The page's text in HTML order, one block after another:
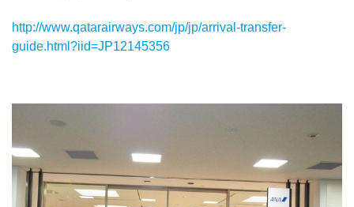
http://www.qatarairways.com/jp/jp/arrival-transfer-
guide.html?iid=JP12145356